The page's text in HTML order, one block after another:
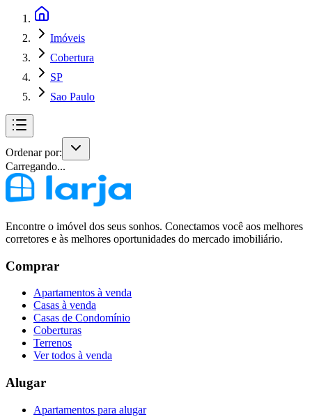
Imóveis
Cobertura
SP
Sao Paulo
Ordenar por:
Carregando...
Encontre o imóvel dos seus sonhos. Conectamos você aos melhores
corretores e às melhores oportunidades do mercado imobiliário.
Comprar
Apartamentos à venda
Casas à venda
Casas de Condomínio
Coberturas
Terrenos
Ver todos à venda
Alugar
Apartamentos para alugar